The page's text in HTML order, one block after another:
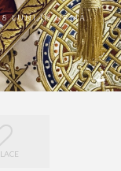
8 LUNI ÎN URMĂ